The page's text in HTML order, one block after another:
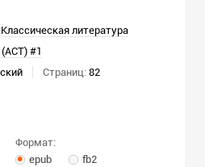
Классическая литература
#1
Страниц: 82
Формат:
epub
fb2